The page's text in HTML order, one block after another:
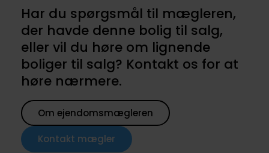
Har du spørgsmål til mægleren,
der havde denne bolig til salg,
eller vil du høre om lignende
boliger til salg? Kontakt os for at
høre nærmere.
Om ejendomsmægleren
Kontakt mægler